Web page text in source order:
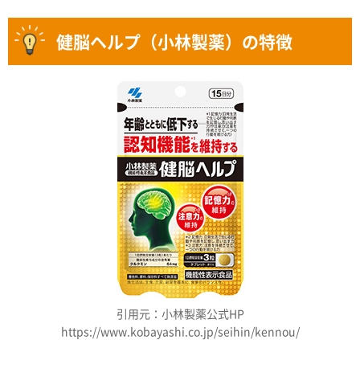
健脳ヘルプ（小林製薬）の特徴
引用元：小林製薬公式HP
https://www.kobayashi.co.jp/seihin/kennou/